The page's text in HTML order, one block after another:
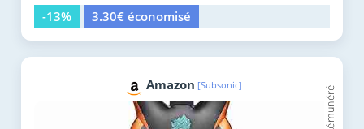
-13%
3.30€ économisé
Amazon [Subsonic]